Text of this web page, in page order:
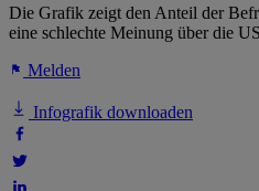
Die Grafik zeigt den Anteil der
eine schlechte Meinung über die
Melden
Infografik downloaden